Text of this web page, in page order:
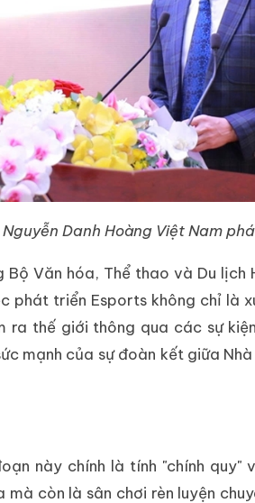
Danh Hoàng Việt Nam
Văn hóa, Thể thao và Du lịch
phát triển Esports không chỉ là
ra thế giới thông qua các sự
mạnh của sự đoàn kết giữa
này chính là tính "chính quy"
còn là sân chơi rèn luyện